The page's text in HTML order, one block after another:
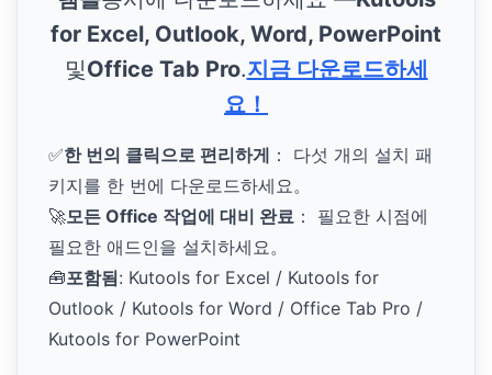
for Excel, Outlook, Word, PowerPoint
및Office Tab Pro.지금 다운로드하세
요！
✅한 번의 클릭으로 편리하게 ： 다섯 개의 설치 패
키지를 한 번에 다운로드하세요。
🚀모든 Office 작업에 대비 완료 ： 필요한 시점에
필요한 애드인을 설치하세요。
🧰포함됨: Kutools for Excel / Kutools for
Outlook / Kutools for Word / Office Tab Pro /
Kutools for PowerPoint